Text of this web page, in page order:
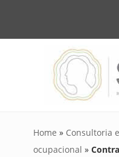
Home » Consultoria
ocupacional »